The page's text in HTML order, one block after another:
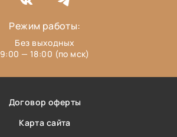
Договор оферты
Карта сайта
Режим работы:
Без выходных
9:00 — 18:00 (по мск)